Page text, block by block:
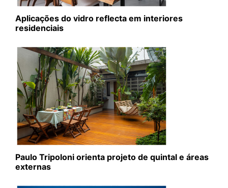
Aplicações do vidro reflecta em interiores
residenciais
Paulo Tripoloni orienta projeto de quintal e áreas
externas